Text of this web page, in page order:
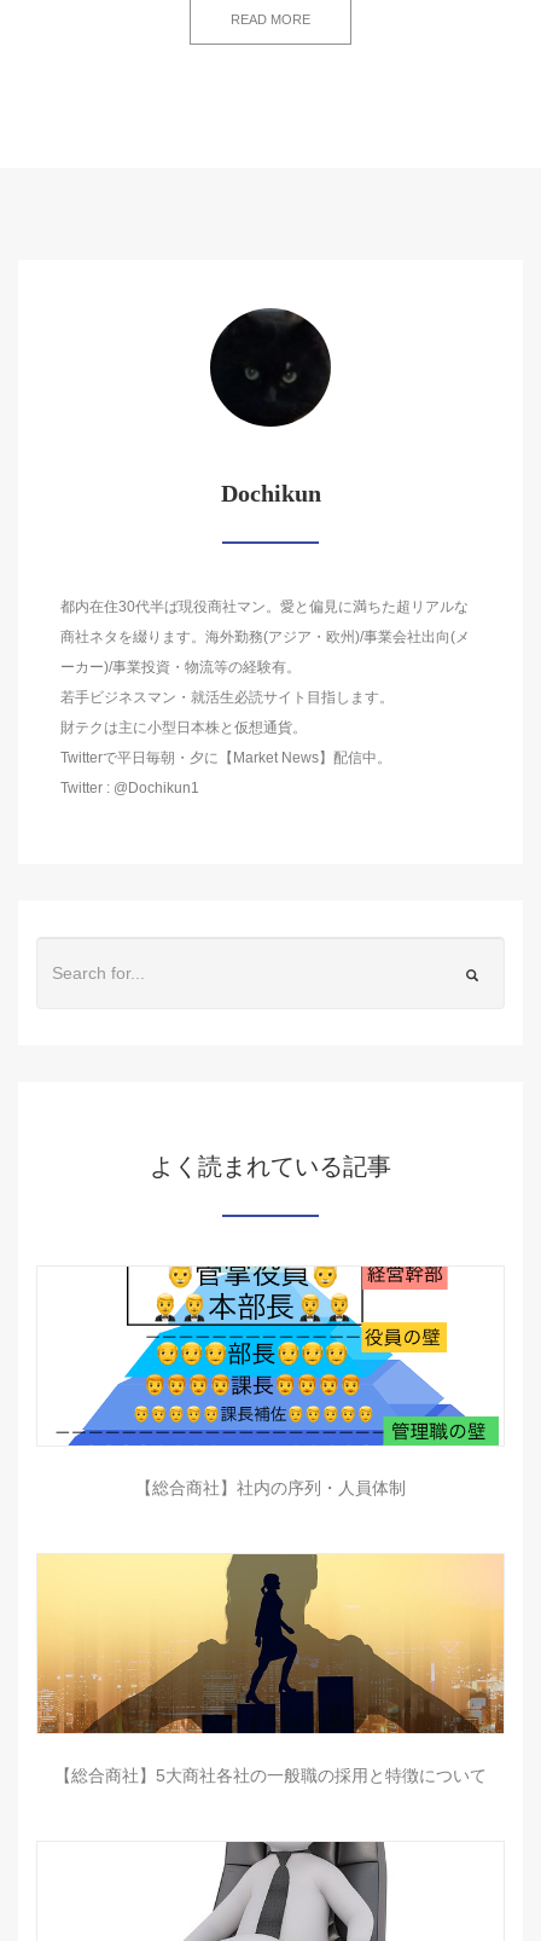
READ MORE
Dochikun
都内在住30代半ば現役商社マン。愛と偏見に満ちた超リアルな
商社ネタを綴ります。海外勤務(アジア・欧州)/事業会社出向(メ
ーカー)/事業投資・物流等の経験有。
若手ビジネスマン・就活生必読サイト目指します。
財テクは主に小型日本株と仮想通貨。
Twitterで平日毎朝・夕に【Market News】配信中。
Twitter : @Dochikun1
よく読まれている記事
【総合商社】社内の序列・人員体制
【総合商社】5大商社各社の一般職の採用と特徴について